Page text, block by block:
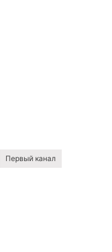
Первый канал